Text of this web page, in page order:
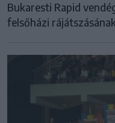
Bukaresti Rapid
felsőházi